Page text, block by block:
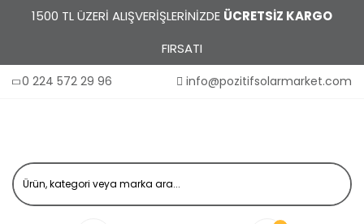
1500 TL ÜZERİ ALIŞVERİŞLERİNİZDE ÜCRETSİZ KARGO
FIRSATI
0 224 572 29 96 info@pozitifsolarmarket.com